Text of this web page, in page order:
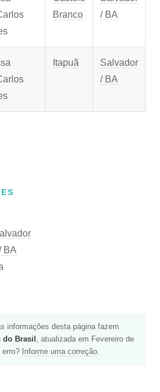
Branco
/ BA
Itapuã
Salvador
/ BA
BA
informações desta página fazem
do Brasil , atualizada em Fevereiro de
erro? Informe uma correção.